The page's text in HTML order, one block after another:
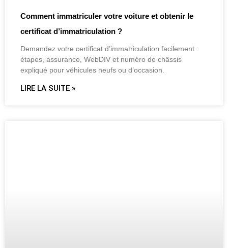
Comment immatriculer votre voiture et obtenir le
certificat d’immatriculation ?
Demandez votre certificat d’immatriculation facilement :
étapes, assurance, WebDIV et numéro de châssis
expliqué pour véhicules neufs ou d’occasion.
LIRE LA SUITE »